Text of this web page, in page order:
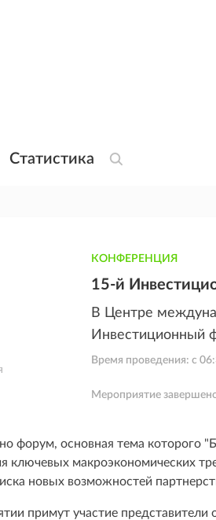
Статистика
КОНФЕРЕНЦИЯ
15-й
В Центре
Инвестиционный
Время проведения: с
Мероприятие
форум, основная тема которого
ключевых макроэкономических
новых возможностей
примут участие